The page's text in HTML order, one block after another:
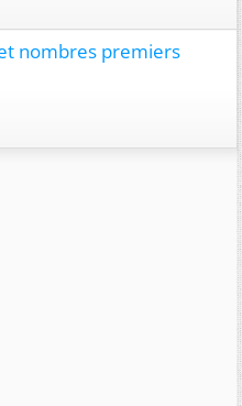
nombres premiers